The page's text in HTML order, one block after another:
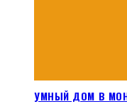
УМНЫЙ ДОМ В